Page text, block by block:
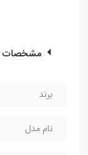
برند
نام مدل